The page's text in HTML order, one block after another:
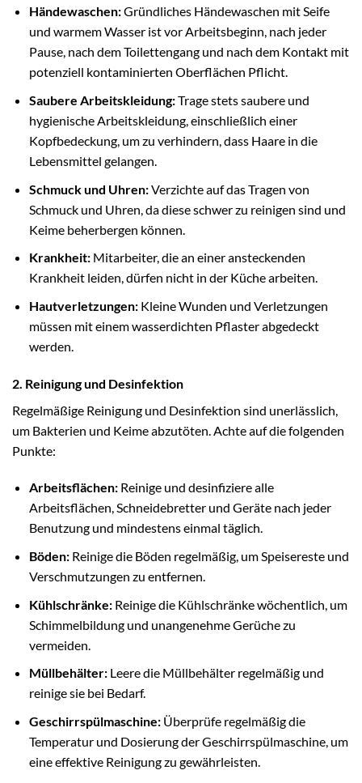
Händewaschen:Gründliches Händewaschen mit Seife
und warmem Wasser ist vor Arbeitsbeginn, nach jeder
Pause, nach dem Toilettengang und nach dem Kontakt mit
potenziell kontaminierten Oberflächen Pflicht.
Saubere Arbeitskleidung:Trage stets saubere und
hygienische Arbeitskleidung, einschließlich einer
Kopfbedeckung, um zu verhindern, dass Haare in die
Lebensmittel gelangen.
Schmuck und Uhren:Verzichte auf das Tragen von
Schmuck und Uhren, da diese schwer zu reinigen sind und
Keime beherbergen können.
Krankheit:Mitarbeiter, die an einer ansteckenden
Krankheit leiden, dürfen nicht in der Küche arbeiten.
Hautverletzungen:Kleine Wunden und Verletzungen
müssen mit einem wasserdichten Pflaster abgedeckt
werden.
2. Reinigung und Desinfektion
Regelmäßige Reinigung und Desinfektion sind unerlässlich,
um Bakterien und Keime abzutöten. Achte auf die folgenden
Punkte:
Arbeitsflächen:Reinige und desinfiziere alle
Arbeitsflächen, Schneidebretter und Geräte nach jeder
Benutzung und mindestens einmal täglich.
Böden:Reinige die Böden regelmäßig, um Speisereste und
Verschmutzungen zu entfernen.
Kühlschränke:Reinige die Kühlschränke wöchentlich, um
Schimmelbildung und unangenehme Gerüche zu
vermeiden.
Müllbehälter:Leere die Müllbehälter regelmäßig und
reinige sie bei Bedarf.
Geschirrspülmaschine:Überprüfe regelmäßig die
Temperatur und Dosierung der Geschirrspülmaschine, um
eine effektive Reinigung zu gewährleisten.